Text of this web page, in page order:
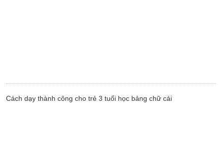
Cách dạy thành công cho trẻ 3 tuổi học bảng chữ cái